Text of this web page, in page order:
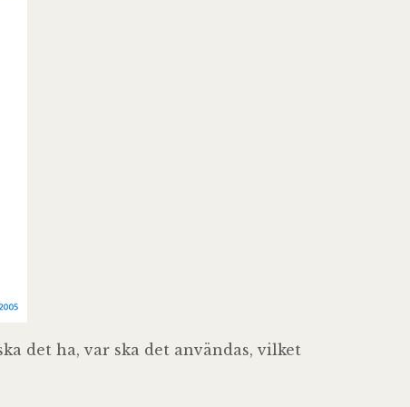
det ha, var ska det användas, vilket